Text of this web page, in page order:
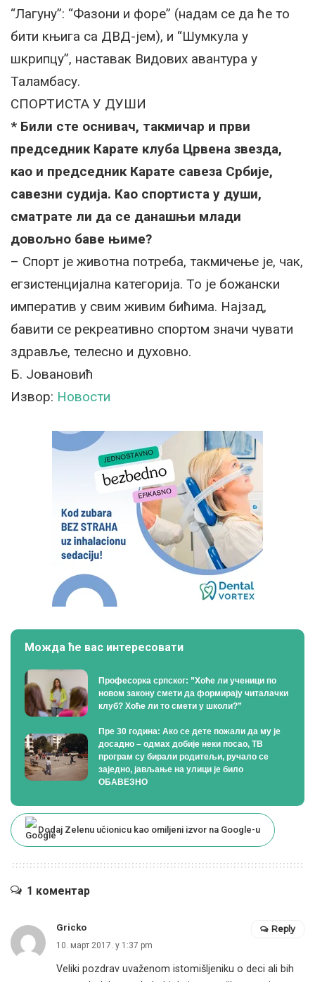
“Лагуну”: “Фазони и форе” (надам се да ће то
бити књига са ДВД-јем), и “Шумкула у
шкрипцу”, наставак Видових авантура у
Таламбасу.
СПОРТИСТА У ДУШИ
* Били сте оснивач, такмичар и први
председник Карате клуба Црвена звезда,
као и председник Карате савеза Србије,
савезни судија. Као спортиста у души,
сматрате ли да се данашњи млади
довољно баве њиме?
– Спорт је животна потреба, такмичење је, чак,
егзистенцијална категорија. То је божански
императив у свим живим бићима. Најзад,
бавити се рекреативно спортом значи чувати
здравље, телесно и духовно.
Б. Јовановић
Извор: Новости
Можда ће вас интересовати
Професорка српског: ”Хоће ли ученици по
новом закону смети да формирају читалачки
клуб? Хоће ли то смети у школи?”
Пре 30 година: Ако се дете пожали да му је
досадно – одмах добије неки посао, ТВ
програм су бирали родитељи, ручало се
заједно, јављање на улици је било
ОБАВЕЗНО
Dodaj Zelenu učionicu kao omiljeni izvor na Google-u
1 коментар
Gricko
10. март 2017. у 1:37 pm
Veliki pozdrav uvaženom istomišljeniku o deci ali bih
Reply